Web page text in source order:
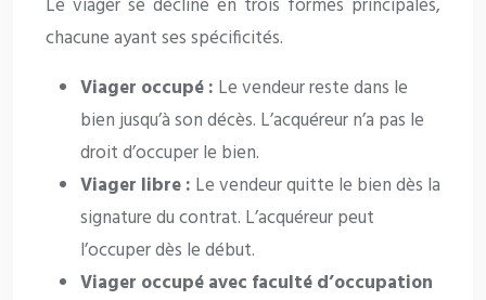
Le viager se décline en trois formes principales,
chacune ayant ses spécificités.
Viager occupé : Le vendeur reste dans le
bien jusqu’à son décès. L’acquéreur n’a pas le
droit d’occuper le bien.
Viager libre : Le vendeur quitte le bien dès la
signature du contrat. L’acquéreur peut
l’occuper dès le début.
Viager occupé avec faculté d’occupation